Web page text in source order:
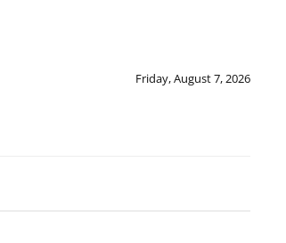
Friday, August 7, 2026